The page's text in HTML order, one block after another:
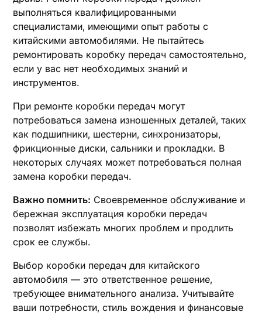
выполняться квалифицированными
специалистами‚ имеющими опыт работы с
китайскими автомобилями. Не пытайтесь
ремонтировать коробку передач самостоятельно‚
если у вас нет необходимых знаний и
инструментов.
При ремонте коробки передач могут
потребоваться замена изношенных деталей‚ таких
как подшипники‚ шестерни‚ синхронизаторы‚
фрикционные диски‚ сальники и прокладки. В
некоторых случаях может потребоваться полная
замена коробки передач.
Важно помнить: Своевременное обслуживание и
бережная эксплуатация коробки передач
позволят избежать многих проблем и продлить
срок ее службы.
Выбор коробки передач для китайского
автомобиля — это ответственное решение‚
требующее внимательного анализа. Учитывайте
ваши потребности‚ стиль вождения и финансовые